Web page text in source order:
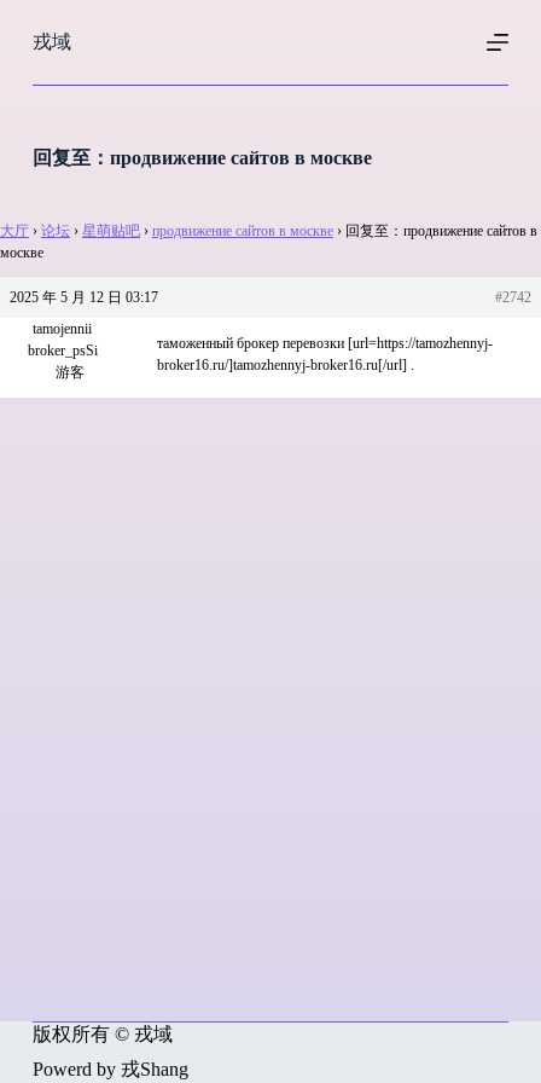
过
戎域
回复至：продвижение сайтов в москве
大厅 › 论坛 › 星萌贴吧 › продвижение сайтов в москве › 回复至：продвижение сайтов в
москве
2025 年 5 月 12 日 03:17
#2742
tamojennii
broker_psSi
游客
таможенный брокер перевозки [url=https://tamozhennyj-
broker16.ru/]tamozhennyj-broker16.ru[/url] .
版权所有 © 戎域
Powerd by 戎Shang